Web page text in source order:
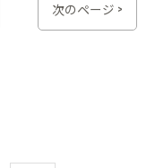
次のページ >